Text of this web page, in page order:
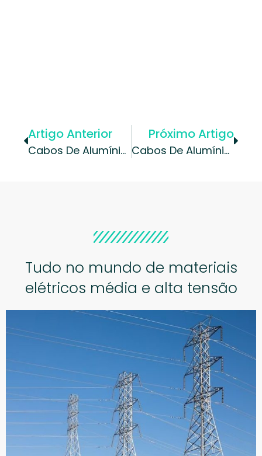
Artigo Anterior
Cabos De Alumínio | Diferenças Entre Cabos De Alumínio E C...
Próximo Artigo
Cabos De Alumínio | Cabos De Alumínio: Uma Opção Econômi...
Tudo no mundo de materiais
elétricos média e alta tensão